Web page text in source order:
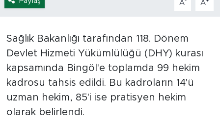
A A
Sağlık Bakanlığı tarafından 118. Dönem
Devlet Hizmeti Yükümlülüğü (DHY) kurası
kapsamında Bingöl'e toplamda 99 hekim
kadrosu tahsis edildi. Bu kadroların 14'ü
uzman hekim, 85'i ise pratisyen hekim
olarak belirlendi.
Bingöl Kaza Haberleri